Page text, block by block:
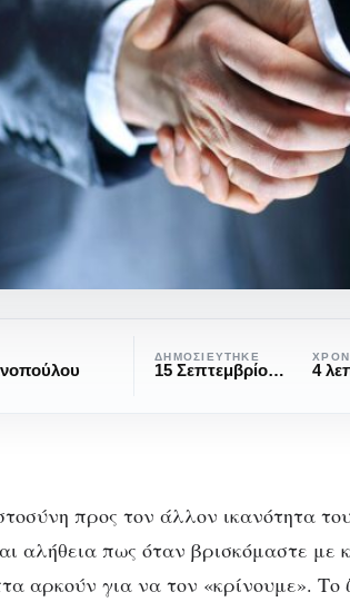
ΚΟΙΝΩΝΙΚΉ ΨΥΧΟΛΟΓΊΑ
ΔΗΜΟΣΙΕΎΤΗΚΕ
15 Σεπτεμβρίου, 2020 4
προς τον άλλον ικανότητα
αλήθεια πως όταν βρισκόμαστε
αρκούν για να τον «κρίνουμε». Το